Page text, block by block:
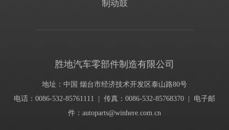
制动鼓
胜地汽车零部件制造有限公司
地址：中国 烟台市经济技术开发区泰山路80号
电话：0086-532-85761111 | 传真：0086-532-85768370 | 电子邮
件： autoparts@winhere.com.cn